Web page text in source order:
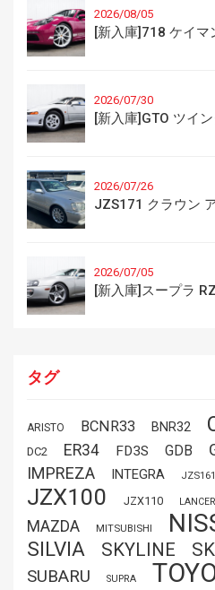
2026/08/05
[新入庫]718 ケイマ
2026/07/30
[新入庫]GTO ツイ
2026/07/26
JZS171 クラウン
2026/07/05
[新入庫]スープラ
タグ
ARISTO BCNR33 BNR32
DC2 ER34 FD3S GDB
IMPREZA INTEGRA JZS161
JZX100 JZX110
MAZDA MITSUBISHI
SILVIA SKYLINE
SUBARU SUPRA